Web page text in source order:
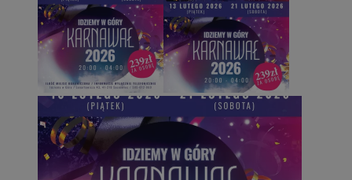
CookieScriptConsent
CookieScript
m-ce.pl